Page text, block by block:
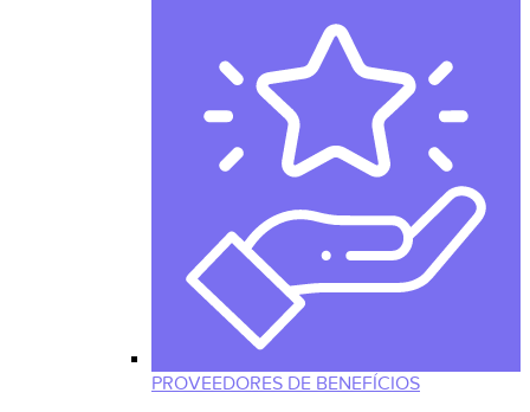
PROVEEDORES DE BENEFÍCIOS